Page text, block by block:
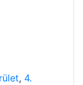
, 4.